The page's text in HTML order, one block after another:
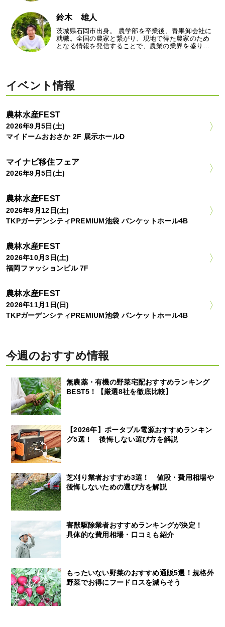
鈴木 雄人
茨城県石岡市出身。 農学部を卒業後、青果卸会社に
就職。全国の農家と繋がり、現地で得た農家のため
となる情報を発信することで、農業の業界を盛り…
イベント情報
農林水産FEST
2026年9月5日(土)
マイドームおおさか 2F 展示ホールD
マイナビ移住フェア
2026年9月5日(土)
農林水産FEST
2026年9月12日(土)
TKPガーデンシティPREMIUM池袋 バンケットホール4B
農林水産FEST
2026年10月3日(土)
福岡ファッションビル 7F
農林水産FEST
2026年11月1日(日)
TKPガーデンシティPREMIUM池袋 バンケットホール4B
今週のおすすめ情報
無農薬・有機の野菜宅配おすすめランキング
BEST5！【厳選8社を徹底比較】
【2026年】ポータブル電源おすすめランキン
グ5選！ 後悔しない選び方を解説
芝刈り業者おすすめ3選！ 値段・費用相場や
後悔しないための選び方を解説
害獣駆除業者おすすめランキングが決定！
具体的な費用相場・口コミも紹介
もったいない野菜のおすすめ通販5選！規格外
野菜でお得にフードロスを減らそう